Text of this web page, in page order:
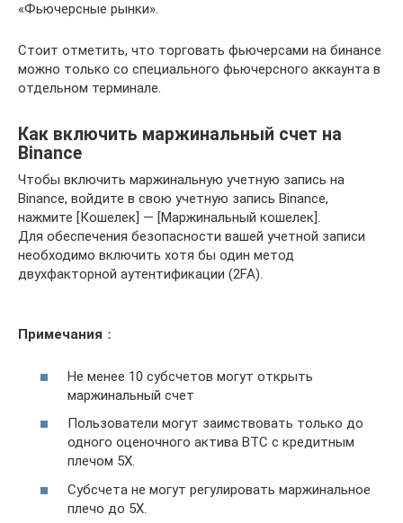
«Фьючерсные рынки».
Стоит отметить, что торговать фьючерсами на бинансе
можно только со специального фьючерсного аккаунта в
отдельном терминале.
Как включить маржинальный счет на
Binance
Чтобы включить маржинальную учетную запись на
Binance, войдите в свою учетную запись Binance,
нажмите [Кошелек] — [Маржинальный кошелек].
Для обеспечения безопасности вашей учетной записи
необходимо включить хотя бы один метод
двухфакторной аутентификации (2FA).
Примечания ：
Не менее 10 субсчетов могут открыть
маржинальный счет
Пользователи могут заимствовать только до
одного оценочного актива BTC с кредитным
плечом 5X.
Субсчета не могут регулировать маржинальное
плечо до 5X.